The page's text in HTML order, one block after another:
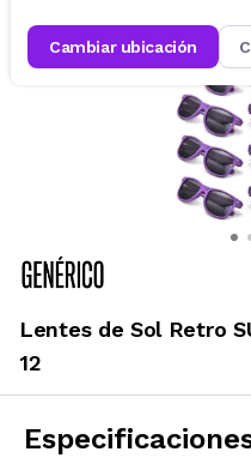
cambiar ubicación
Lentes de Sol Retro
12